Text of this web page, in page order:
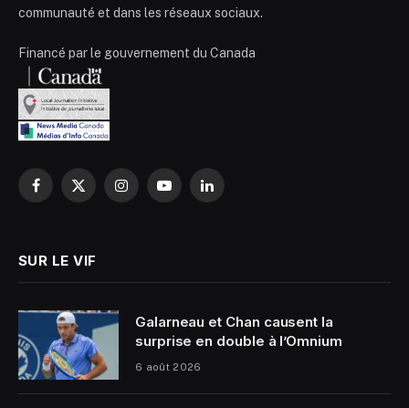
communauté et dans les réseaux sociaux.
Financé par le gouvernement du Canada
Facebook
X
InstagramYouTubeLinkedIn
SUR LE VIF
Galarneau et Chan causent la
surprise en double à l’Omnium
6 août 2026